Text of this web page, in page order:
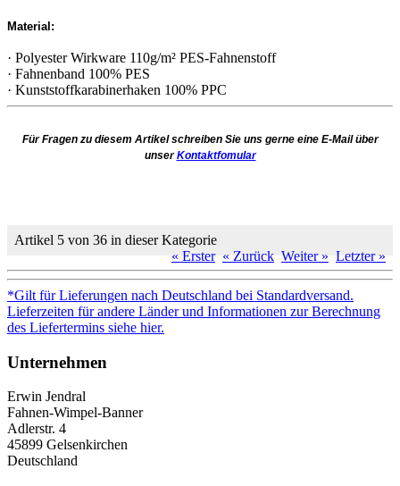
Material:
· Polyester Wirkware 110g/m² PES-Fahnenstoff
· Fahnenband 100% PES
· Kunststoffkarabinerhaken 100% PPC
Für Fragen zu diesem Artikel schreiben Sie uns gerne eine E-Mail über
unserKontaktfomular
Artikel 5 von 36 in dieser Kategorie
« Erster « Zurück Weiter » Letzter »
*Gilt für Lieferungen nach Deutschland bei Standardversand.
Lieferzeiten für andere Länder und Informationen zur Berechnung
des Liefertermins siehe hier.
Unternehmen
Erwin Jendral
Fahnen-Wimpel-Banner
Adlerstr. 4
45899 Gelsenkirchen
Deutschland